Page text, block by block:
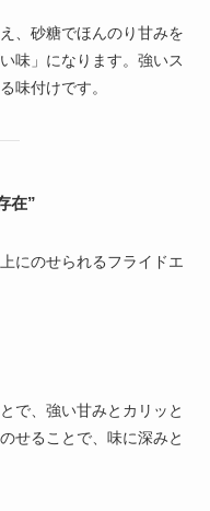
、砂糖でほんのり甘みを
味」になります。強いス
味付けです。
在”
にのせられるフライドエ
で、強い甘みとカリッと
せることで、味に深みと